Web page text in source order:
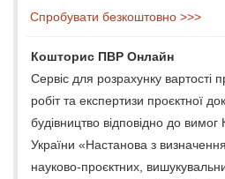
Спробувати безкоштовно >>>
Кошторис ПВР Онлайн
Сервіс для розрахунку вартості
робіт та експертизи проєктної
будівництво відповідно до
України «Настанова з
науково-проєктних,